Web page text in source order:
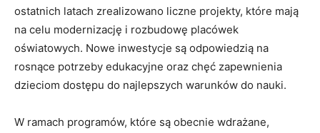
ostatnich latach zrealizowano liczne projekty, które mają
na celu modernizację i rozbudowę placówek
oświatowych. Nowe inwestycje są odpowiedzią na
rosnące potrzeby edukacyjne oraz chęć zapewnienia
dzieciom dostępu do najlepszych warunków do nauki.
W ramach programów, które są obecnie wdrażane,